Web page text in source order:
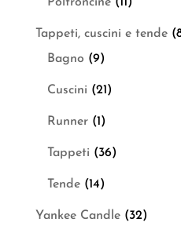
Tappeti, cuscini e tende
Bagno (9)
Cuscini (21)
Runner (1)
Tappeti (36)
Tende (14)
Yankee Candle (32)